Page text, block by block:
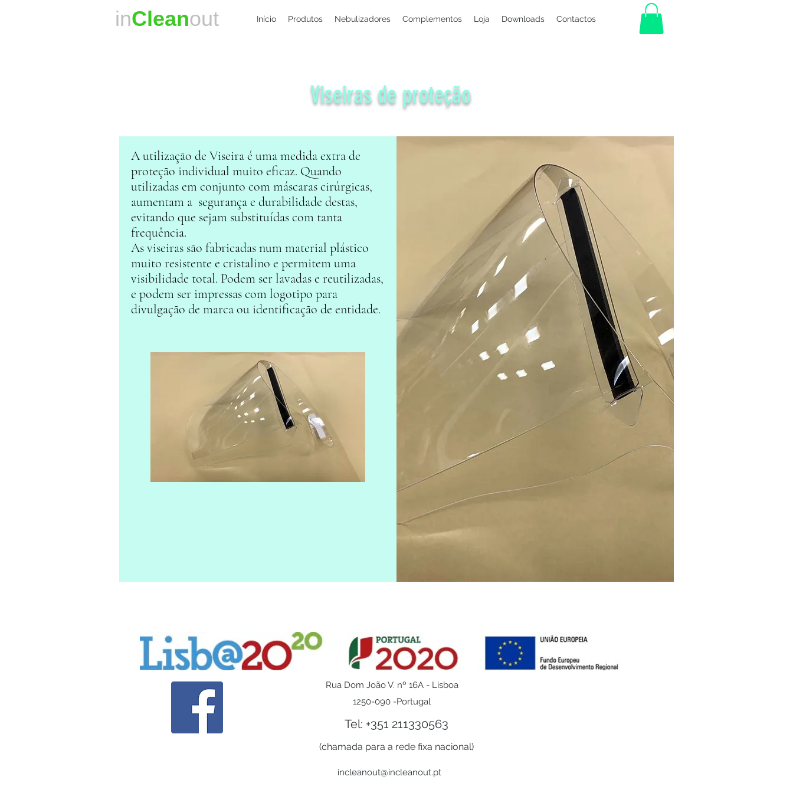
inCleanout Início Produtos Nebulizadores Complementos Loja Downloads Contactos
Viseiras de proteção
A utilização de Viseira é uma medida extra de
proteção individual muito eficaz. Quando
utilizadas em conjunto com máscaras cirúrgicas,
aumentam a segurança e durabilidade destas,
evitando que sejam substituídas com tanta
frequência.
As viseiras são fabricadas num material plástico
muito resistente e cristalino e permitem uma
visibilidade total. Podem ser lavadas e reutilizadas,
e podem ser impressas com logotipo para
divulgação de marca ou identificação de entidade.
Tel: +351 211330563
(chamada para a rede fixa nacional)
Rua Dom João V. nº 16A - Lisboa
1250-090 -Portugal
incleanout@incleanout.pt